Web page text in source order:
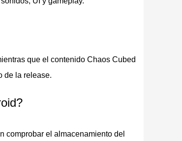
sonido, posición en pantalla y
inusual y comportamiento
que el contenido Chaos Cubed
de la release.
comprobar el almacenamiento del